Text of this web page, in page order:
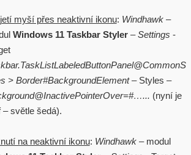
myší přes neaktivní ikonu: Windhawk–
Windows 11 Taskbar Styler–Settings -
> Border#BackgroundElement– Styles –
(nyní je
– světle šedá).
na neaktivní ikonu: Windhawk– modul